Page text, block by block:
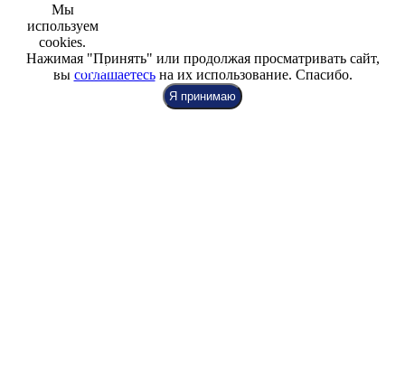
+7 (812) 942-00-99
+7 (812) 918-80-40
+7 (812) 926-86-86
Мы
используем
cookies.
Нажимая "Принять" или продолжая просматривать сайт,
вы соглашаетесьна их использование. Спасибо.
Я принимаю